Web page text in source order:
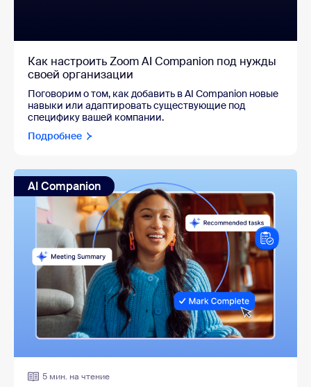
Как настроить Zoom AI Companion под нужды
своей организации
Поговорим о том, как добавить в AI Companion новые
навыки или адаптировать существующие под
специфику вашей компании.
Подробнее
AI Companion
5 мин. на чтение